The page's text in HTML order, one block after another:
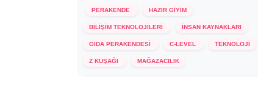
PERAKENDE HAZIR GİYİM
BİLİŞİM TEKNOLOJİLERİ İNSAN KAYNAKLARI
GIDA PERAKENDESİ C-LEVEL TEKNOLOJİ
Z KUŞAĞI MAĞAZACILIK